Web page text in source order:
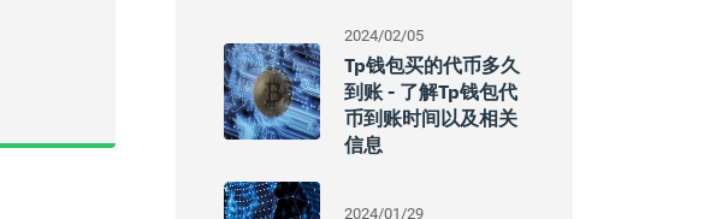
2024/02/05
Tp钱包买的代币多久
到账 - 了解tp钱包代
币到账时间以及相关
信息
2024/01/29